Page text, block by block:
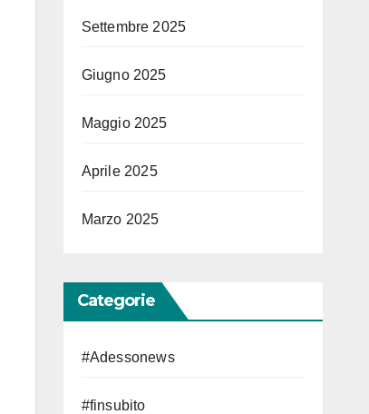
Settembre 2025
Giugno 2025
Maggio 2025
Aprile 2025
Marzo 2025
Categorie
#Adessonews
#finsubito